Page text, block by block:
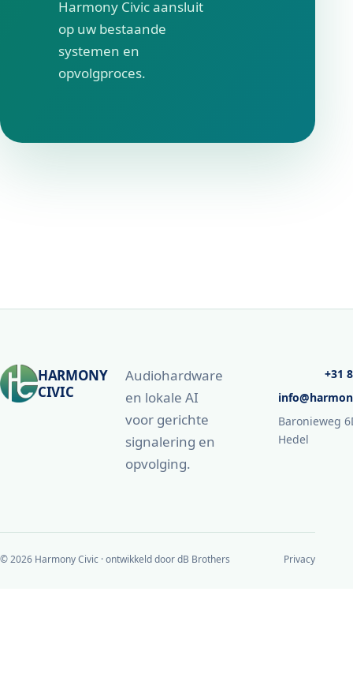
Harmony Civic aansluit
op uw bestaande
systemen en
opvolgproces.
HARMONY
CIVIC
Audiohardware
en lokale AI
voor gerichte
signalering en
opvolging.
+31
Baronieweg
Hedel
© 2026 Harmony Civic · ontwikkeld door dB Brothers Privacy